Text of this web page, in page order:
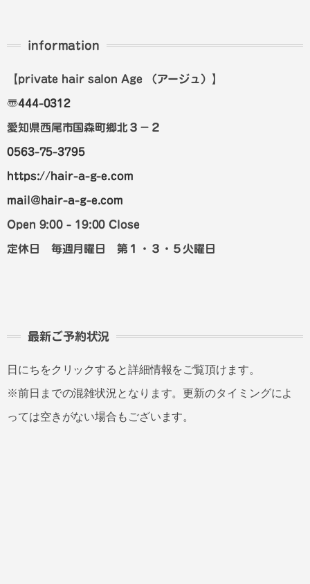
information
【private hair salon Age （アージュ） 】
〠444-0312
愛知県西尾市国森町郷北３－２
0563-75-3795
https://hair-a-g-e.com
mail@hair-a-g-e.com
Open 9:00 - 19:00 Close
定休日 毎週月曜日 第１・３・５火曜日
最新ご予約状況
日にちをクリックすると詳細情報をご覧頂けます。
※前日までの混雑状況となります。更新のタイミングによ
っては空きがない場合もございます。